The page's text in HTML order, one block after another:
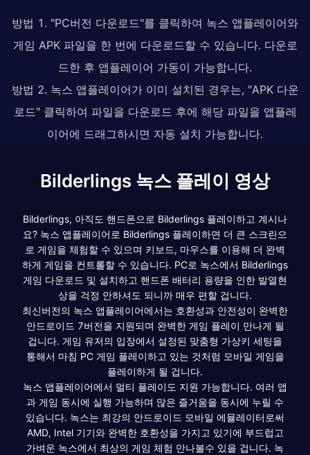
방법 1. "PC버전 다운로드"를 클릭하여 녹스 앱플레이어와
게임 APK 파일을 한 번에 다운로드할 수 있습니다. 다운로
드한 후 앱플레이어 가동이 가능합니다.
방법 2. 녹스 앱플레이어가 이미 설치된 경우는, "APK 다운
로드" 클릭하여 파일을 다운로드 후에 해당 파일을 앱플레
이어에 드래그하시면 자동 설치 가능합니다.
Bilderlings 녹스 플레이 영상
Bilderlings, 아직도 핸드폰으로 Bilderlings 플레이하고 계시나
요? 녹스 앱플레이어로 Bilderlings 플레이하면 더 큰 스크린으
로 게임을 체험할 수 있으며 키보드, 마우스를 이용해 더 완벽
하게 게임을 컨트롤할 수 있습니다. PC로 녹스에서 Bilderlings
게임 다운로드 및 설치하고 핸드폰 배터리 용량을 인한 발열현
상을 걱정 안하셔도 되니까 매우 편할 겁니다.
최신버전의 녹스 앱플레이어에서는 호환성과 안전성이 완벽한
안드로이드 7버전을 지원되며 완벽한 게임 플레이 만나게 될
겁니다. 게임 유저의 입장에서 설정된 맞춤형 가상키 세팅을
통해서 마침 PC 게임 플레이하고 있는 것처럼 모바일 게임을
플레이하게 될 겁니다.
녹스 앱플레이어에서 멀티 플레이도 지원 가능합니다. 여러 앱
과 게임 동시에 실행 가능하며 많은 즐거움을 동시에 누릴 수
있습니다. 녹스는 최강의 안드로이드 모바일 에뮬레이터로써
AMD, Intel 기기와 완벽한 호환성을 가지고 있기에 부드럽고
가벼운 녹스에서 최상의 게임 체험 만나볼수 있을 겁니다. 녹